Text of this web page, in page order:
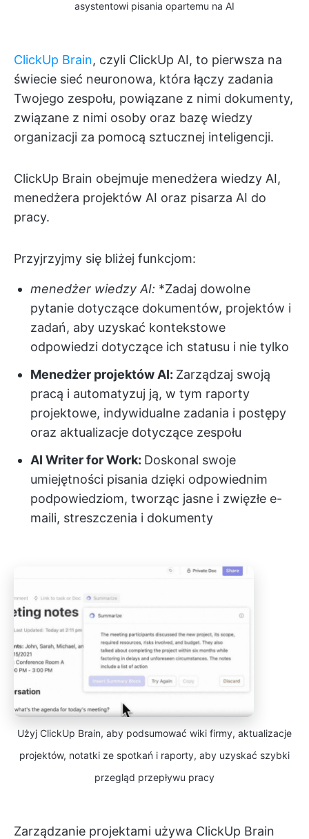
asystentowi pisania opartemu na AI
ClickUp Brain, czyli ClickUp AI, to pierwsza na
świecie sieć neuronowa, która łączy zadania
Twojego zespołu, powiązane z nimi dokumenty,
związane z nimi osoby oraz bazę wiedzy
organizacji za pomocą sztucznej inteligencji.
ClickUp Brain obejmuje menedżera wiedzy AI,
menedżera projektów AI oraz pisarza AI do
pracy.
Przyjrzyjmy się bliżej funkcjom:
menedżer wiedzy AI: *Zadaj dowolne
pytanie dotyczące dokumentów, projektów i
zadań, aby uzyskać kontekstowe
odpowiedzi dotyczące ich statusu i nie tylko
Menedżer projektów AI: Zarządzaj swoją
pracą i automatyzuj ją, w tym raporty
projektowe, indywidualne zadania i postępy
oraz aktualizacje dotyczące zespołu
AI Writer for Work: Doskonal swoje
umiejętności pisania dzięki odpowiednim
podpowiedziom, tworząc jasne i zwięzłe e-
maili, streszczenia i dokumenty
Użyj ClickUp Brain, aby podsumować wiki firmy, aktualizacje
projektów, notatki ze spotkań i raporty, aby uzyskać szybki
przegląd przepływu pracy
Zarządzanie projektami używa ClickUp Brain